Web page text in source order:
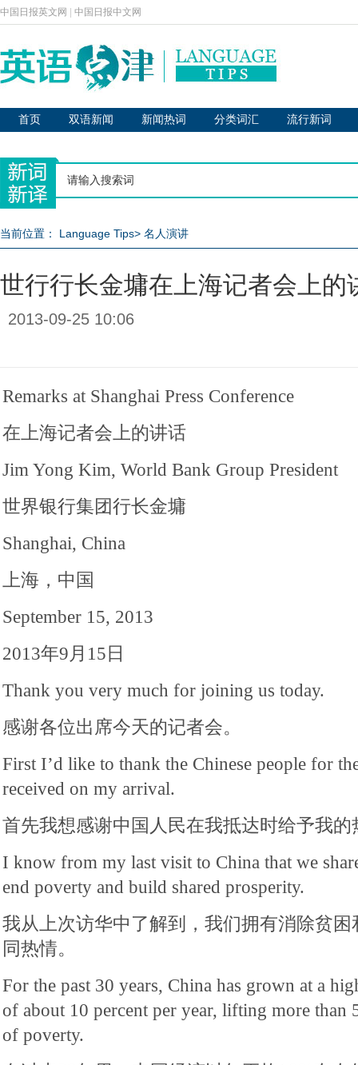
中国日报英文网 中国日报中文网
首页 双语新闻 新闻热词 分类词汇 流行新词
当前位置： Language Tips> 名人演讲
世行行长金墉在上海记者会上的
2013-09-25 10:06
Remarks at Shanghai Press Conference
在上海记者会上的讲话
Jim Yong Kim, World Bank Group President
世界银行集团行长金墉
Shanghai, China
上海，中国
September 15, 2013
2013年9月15日
Thank you very much for joining us today.
感谢各位出席今天的记者会。
First I’d like to thank the Chinese people for
received on my arrival.
首先我想感谢中国人民在我抵达时给予我的
I know from my last visit to China that we
end poverty and build shared prosperity.
我从上次访华中了解到，我们拥有消除贫
同热情。
For the past 30 years, China has grown at a
of about 10 percent per year, lifting more than
of poverty.